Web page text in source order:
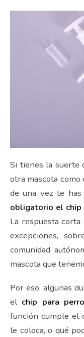
Si tienes la suerte
otra mascota como
de una vez te
obligatorio el
La respuesta
excepciones,
comunidad
mascota que
Por eso, algunas
el chip para
función cumple el
le coloca, o qué